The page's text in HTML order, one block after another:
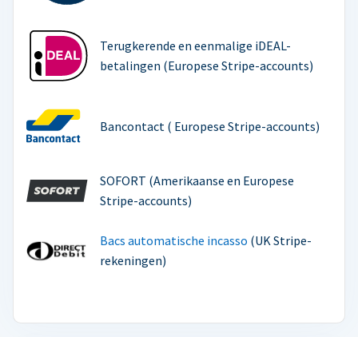
Terugkerende en eenmalige iDEAL-
betalingen (Europese Stripe-accounts)
Bancontact ( Europese Stripe-accounts)
SOFORT (Amerikaanse en Europese
Stripe-accounts)
Bacs automatische incasso (UK Stripe-
rekeningen)